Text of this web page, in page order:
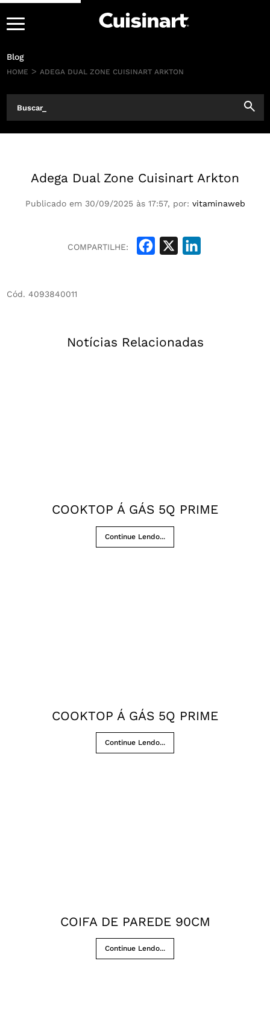
Ir para o conteúdo
Blog
HOME > ADEGA DUAL ZONE CUISINART ARKTON
Adega Dual Zone Cuisinart Arkton
Publicado em 30/09/2025 às 17:57, por: vitaminaweb
COMPARTILHE: Facebook
Cód. 4093840011
Notícias Relacionadas
COOKTOP Á GÁS 5Q PRIME
Continue Lendo...
COOKTOP Á GÁS 5Q PRIME
Continue Lendo...
COIFA DE PAREDE 90CM
Continue Lendo...